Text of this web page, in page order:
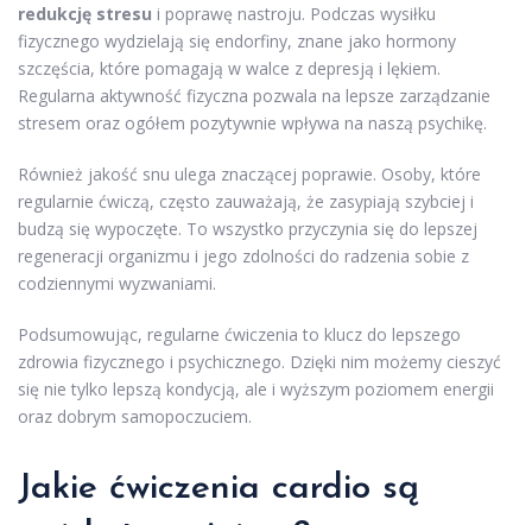
redukcję stresu i poprawę nastroju. Podczas wysiłku
fizycznego wydzielają się endorfiny, znane jako hormony
szczęścia, które pomagają w walce z depresją i lękiem.
Regularna aktywność fizyczna pozwala na lepsze zarządzanie
stresem oraz ogółem pozytywnie wpływa na naszą psychikę.
Również jakość snu ulega znaczącej poprawie. Osoby, które
regularnie ćwiczą, często zauważają, że zasypiają szybciej i
budzą się wypoczęte. To wszystko przyczynia się do lepszej
regeneracji organizmu i jego zdolności do radzenia sobie z
codziennymi wyzwaniami.
Podsumowując, regularne ćwiczenia to klucz do lepszego
zdrowia fizycznego i psychicznego. Dzięki nim możemy cieszyć
się nie tylko lepszą kondycją, ale i wyższym poziomem energii
oraz dobrym samopoczuciem.
Jakie ćwiczenia cardio są